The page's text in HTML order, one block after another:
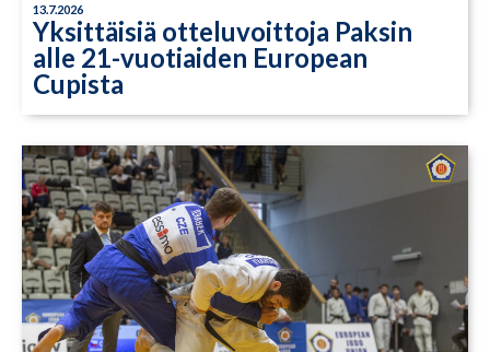
13.7.2026
Yksittäisiä otteluvoittoja Paksin
alle 21-vuotiaiden European
Cupista